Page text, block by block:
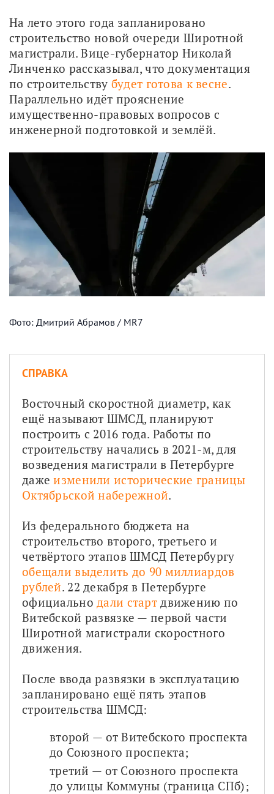
На лето этого года запланировано
строительство новой очереди Широтной
магистрали. Вице-губернатор Николай
Линченко рассказывал, что документация
по строительству будет готова к весне.
Параллельно идёт прояснение
имущественно-правовых вопросов с
инженерной подготовкой и землёй.
Фото: Дмитрий Абрамов / MR7
СПРАВКА
Восточный скоростной диаметр, как
ещё называют ШМСД, планируют
построить с 2016 года. Работы по
строительству начались в 2021-м, для
возведения магистрали в Петербурге
даже изменили исторические границы
Октябрьской набережной.
Из федерального бюджета на
строительство второго, третьего и
четвёртого этапов ШМСД Петербургу
обещали выделить до 90 миллиардов
рублей. 22 декабря в Петербурге
официально дали старт движению по
Витебской развязке — первой части
Широтной магистрали скоростного
движения.
После ввода развязки в эксплуатацию
запланировано ещё пять этапов
строительства ШМСД:
второй — от Витебского проспекта
до Союзного проспекта;
третий — от Союзного проспекта
до улицы Коммуны (граница СПб);